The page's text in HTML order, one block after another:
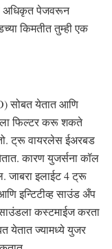
अधिकृत पेजवरून
किमतीत तुम्ही एक
सोबत येतात आणि
फिल्टर करू शकते
ट्रू वायरलेस ईअरबड
कारण युजर्सना कॉल
जाबरा इलाईट 4 ट्रू
इन्टिटीव्ह साउंड अँप
कस्टमाईज करता
येतात ज्यामध्ये युजर